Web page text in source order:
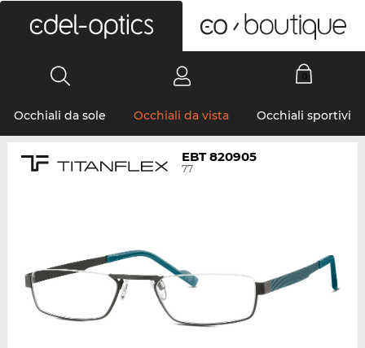
Occhiali da sole Occhiali da vista Occhiali sportivi
EBT 820905
77